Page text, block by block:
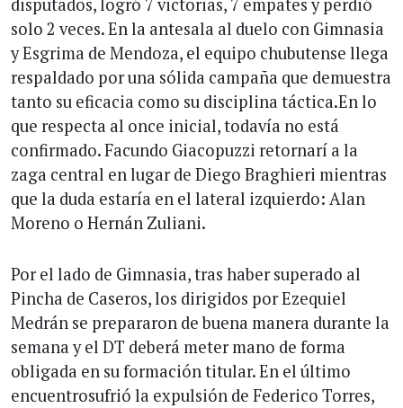
disputados, logró 7 victorias, 7 empates y perdió
solo 2 veces. En la antesala al duelo con Gimnasia
y Esgrima de Mendoza, el equipo chubutense llega
respaldado por una sólida campaña que demuestra
tanto su eficacia como su disciplina táctica.En lo
que respecta al once inicial, todavía no está
confirmado. Facundo Giacopuzzi retornarí a la
zaga central en lugar de Diego Braghieri mientras
que la duda estaría en el lateral izquierdo: Alan
Moreno o Hernán Zuliani.
Por el lado de Gimnasia, tras haber superado al
Pincha de Caseros, los dirigidos por Ezequiel
Medrán se prepararon de buena manera durante la
semana y el DT deberá meter mano de forma
obligada en su formación titular. En el último
encuentrosufrió la expulsión de Federico Torres,